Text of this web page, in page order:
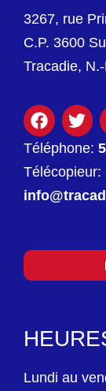
3267, rue
C.P. 3600
Tracadie,
Téléphone:
Télécopieur:
Lundi au